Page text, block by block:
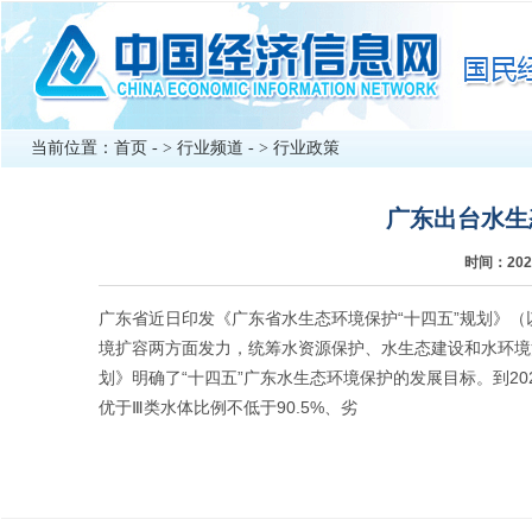
当前位置： 首页 - > 行业频道 - > 行业政策
广东出台水
时间：
广东省近日印发《广东省水生态环境保护“十四五”规划》
境扩容两方面发力，统筹水资源保护、水生态建设和水环
划》明确了“十四五”广东水生态环境保护的发展目标。到
优于Ⅲ类水体比例不低于90.5%、劣